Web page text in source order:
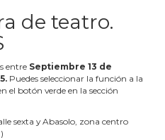
de teatro.
entre Septiembre 13 de
. Puedes seleccionar la función a la
el botón verde en la sección
sexta y Abasolo, zona centro
)